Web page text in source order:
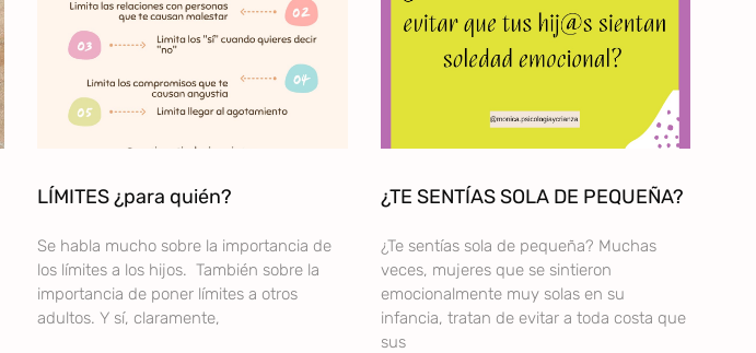
LÍMITES ¿para quién?
Se habla mucho sobre la importancia de
los límites a los hijos. También sobre la
importancia de poner límites a otros
adultos. Y sí, claramente,
¿TE SENTÍAS SOLA DE PEQUEÑA?
¿Te sentías sola de pequeña? Muchas
veces, mujeres que se sintieron
emocionalmente muy solas en su
infancia, tratan de evitar a toda costa que
sus